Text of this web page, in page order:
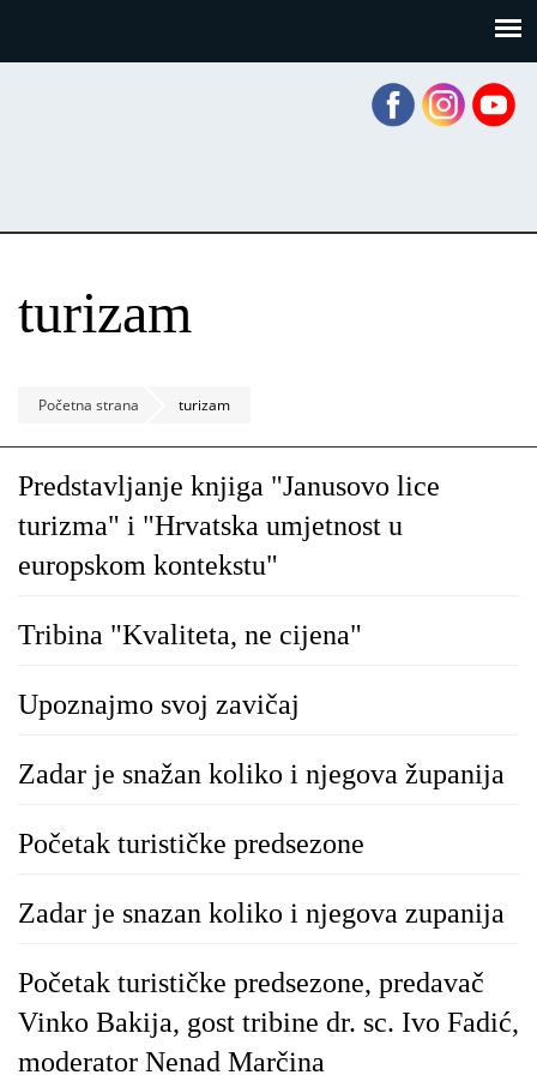
turizam
Početna strana turizam
Predstavljanje knjiga "Janusovo lice
turizma" i "Hrvatska umjetnost u
europskom kontekstu"
Tribina "Kvaliteta, ne cijena"
Upoznajmo svoj zavičaj
Zadar je snažan koliko i njegova županija
Početak turističke predsezone
Zadar je snazan koliko i njegova zupanija
Početak turističke predsezone, predavač
Vinko Bakija, gost tribine dr. sc. Ivo Fadić,
moderator Nenad Marčina